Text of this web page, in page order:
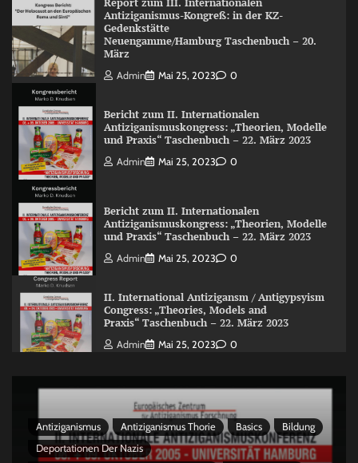
Report zum III. Internationalen
Antiziganismus-Kongreß: in der KZ-
Gedenkstätte
Neuengamme/Hamburg Taschenbuch – 20.
März
Admin Mai 25, 2023 0
Bericht zum II. Internationalen
Antiziganismuskongress: „Theorien, Modelle
und Praxis“ Taschenbuch – 22. März 2023
Admin Mai 25, 2023 0
Bericht zum II. Internationalen
Antiziganismuskongress: „Theorien, Modelle
und Praxis“ Taschenbuch – 22. März 2023
Admin Mai 25, 2023 0
II. International Antizigansm / Antigypsyism
Congress: „Theories, Models and
Praxis“ Taschenbuch – 22. März 2023
Admin Mai 25, 2023 0
Antiziganismus Antiziganismus Thorie Basics
Bildung
Deportationen Der Nazis